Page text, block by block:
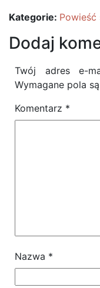
Kategorie: Powieść
Dodaj
Twój adres e-
Wymagane pola
Komentarz *
Nazwa *